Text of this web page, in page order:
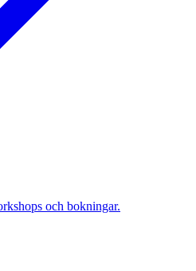
och bokningar.